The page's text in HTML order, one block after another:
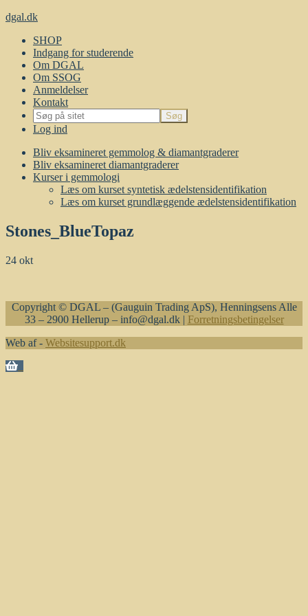
dgal.dk
SHOP
Indgang for studerende
Om DGAL
Om SSOG
Anmeldelser
Kontakt
Log ind
Bliv eksamineret gemmolog & diamantgraderer
Bliv eksamineret diamantgraderer
Kurser i gemmologi
Læs om kurset syntetisk ædelstensidentifikation
Læs om kurset grundlæggende ædelstensidentifikation
Stones_BlueTopaz
24 okt
Copyright © DGAL – (Gauguin Trading ApS), Henningsens Alle
33 – 2900 Hellerup – info@dgal.dk | Forretningsbetingelser
Web af - Websitesupport.dk